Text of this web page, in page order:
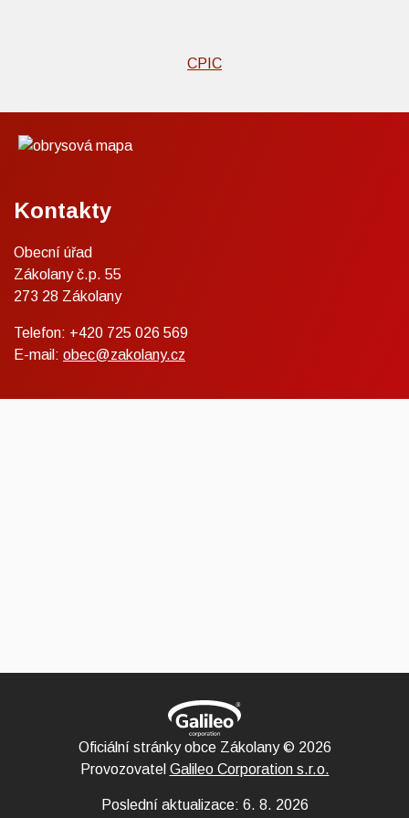
CPIC
Kontakty
Obecní úřad
Zákolany č.p. 55
273 28 Zákolany
Telefon: +420 725 026 569
E-mail: obec@zakolany.cz
Oficiální stránky obce Zákolany © 2026
Provozovatel Galileo Corporation s.r.o.
Poslední aktualizace: 6. 8. 2026